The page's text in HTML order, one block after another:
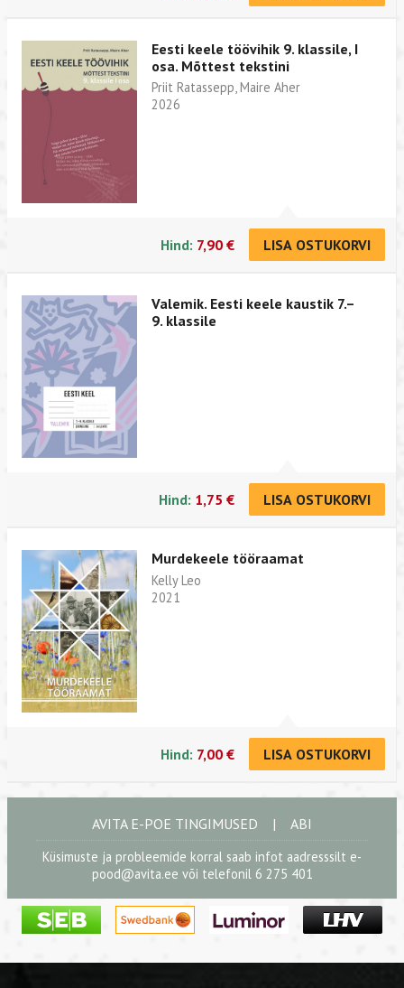
Eesti keele töövihik 9. klassile, I
osa. Mõttest tekstini
Priit Ratassepp, Maire Aher
2026
Hind: 7,90 € LISA OSTUKORVI
Valemik. Eesti keele kaustik 7.–
9. klassile
Hind: 1,75 € LISA OSTUKORVI
Murdekeele tööraamat
Kelly Leo
2021
Hind: 7,00 € LISA OSTUKORVI
AVITA E-POE TINGIMUSED | ABI
Küsimuste ja probleemide korral saab infot aadresssilt e-
pood@avita.ee või telefonil 6 275 401